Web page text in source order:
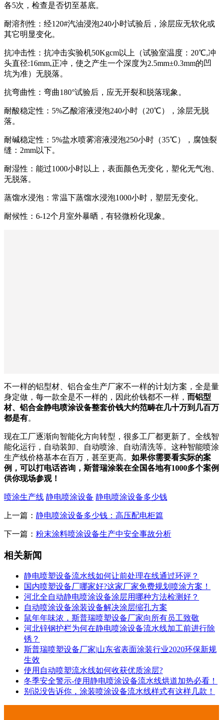
各5次，检查是否切至基底。
耐溶剂性：经120#汽油浸泡240小时试验后，涂层应无软化或
其它明显变化。
抗冲击性：抗冲击实验机50Kgcm以上（试验室温度：20℃,冲
头直径:16mm,正冲，使之产生一个深度为2.5mm±0.3mm的凹
坑为准）无脱落。
抗弯曲性：弯曲180°试验后，应无开裂和脱落现象。
耐酸稳定性：5%乙酸溶液浸泡240小时（20℃），涂层无脱
落。
耐碱稳定性：5%盐水喷雾溶液浸泡250小时（35℃），腐蚀裂
缝：2mm以下。
耐湿性：能过1000小时以上，表面颜色无变化，塑化无气泡、
无脱落。
蒸馏水浸泡：常温下蒸馏水浸泡1000小时，塑层无变化。
耐候性：6-12个月室外暴晒，有轻微粉化现象。
不一样的铝型材、铝合金生产厂家不一样的计划方案，全是量
身定做，每一款全是不一样的，因此价钱都不一样， 而铝型
材、铝合金静电喷涂设备整套价钱大约范畴在几十万到几百万
都是有。
现在工厂逐渐向智能化方向转型，很多工厂都更新了。全线智
能化运行，自动装卸、自动喷涂、自动清洗等。这种智能喷涂
生产线价格基本在百万，甚至更高。 如果你需要看实际的案
例，可以打电话咨询，斯普瑞涂装在全国各地有1000多个案例
供你现场参观！
喷涂生产线 静电喷涂设备 静电喷涂设备多少钱
上一篇： 静电喷涂设备多少钱：高压配电柜篇
下一篇： 粉末涂料喷涂设备生产中安全事故分析
相关新闻
静电喷塑设备流水线如何让前处理在线通过环评？
国内喷塑设备厂哪家好?这家厂家免费规划喷涂方案！
河北全自动静电喷涂设备涂层用哪种方法检测好？
自动喷涂设备涂装设备解决涂层缩孔方案
鼠年年味浓，斯普瑞喷塑设备厂家向所有员工致敬
河北锌钢护栏为何在静电喷涂设备流水线加工前进行除
锈？
斯普瑞喷塑设备厂家|山东省表面涂装行业2020环保新规
生效
使用自动喷塑流水线如何收获优质涂层?
冬季安全警示-使用静电喷涂设备流水线烘道加热必看！
别说没告诉你，涂装喷涂设备流水线样式有这样几款！